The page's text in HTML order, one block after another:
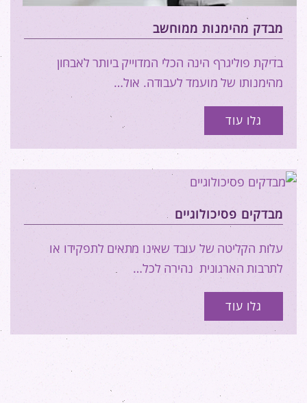
מבדק מהימנות ממוחשב
בדיקת פוליגרף הינה הכלי המדוייק ביותר לאבחון
מהימנותו של מועמד לעבודה. אול…
גלו עוד
מבדקים פסיכולוגיים
עלות הקליטה של עובד שאינו מתאים לתפקידו או
לתרבות הארגונית נהירה לכל…
גלו עוד